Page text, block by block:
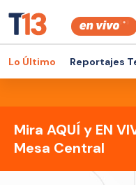
Lo Último Reportajes
Mira AQUÍ y EN
Mesa Central